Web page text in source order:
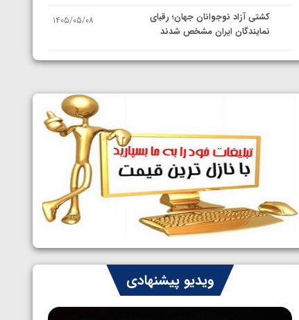
کشتی آزاد نوجوانان جهان؛ رقبای
نمایندگان ایران مشخص شدند
1405/05/08
کشتی فرنگی نوجوانان جهان؛ سکوی تیمی
1405/05/07
1405/05/06
کشتی فرنگی نوجوان جهان؛ رضایی تنها
طلایی پنج وزن نخست
1405/05/06
ویدیو پیشنهادی